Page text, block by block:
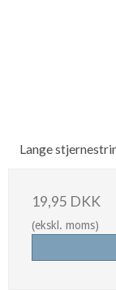
Lange
19,95 DKK
(ekskl. moms)